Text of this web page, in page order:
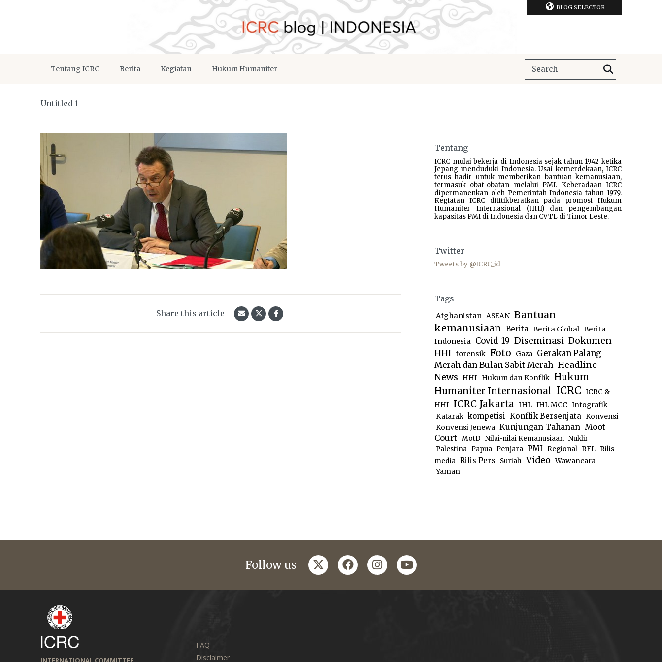
BLOG SELECTOR
Tentang ICRC Berita Kegiatan Hukum Humaniter
Untitled 1
Share this article
Tentang
ICRC mulai bekerja di Indonesia sejak tahun 1942 ketika
Jepang menduduki Indonesia. Usai kemerdekaan, ICRC
terus hadir untuk memberikan bantuan kemanusiaan,
termasuk obat-obatan melalui PMI. Keberadaan ICRC
dipermanenkan oleh Pemerintah Indonesia tahun 1979.
Kegiatan ICRC dititikberatkan pada promosi Hukum
Humaniter Internasional (HHI) dan pengembangan
kapasitas PMI di Indonesia dan CVTL di Timor Leste.
Twitter
Tweets by @ICRC_id
Tags
Afghanistan ASEAN Bantuan
kemanusiaan Berita Berita Global Berita
Indonesia Covid-19 Diseminasi Dokumen
HHI forensik Foto Gaza Gerakan Palang
Merah dan Bulan Sabit Merah Headline
News
HHI Hukum dan Konflik Hukum
Humaniter Internasional ICRC ICRC &
HHI ICRC Jakarta IHL IHL MCC Infografik
Katarak kompetisi Konflik Bersenjata Konvensi
Konvensi Jenewa Kunjungan Tahanan Moot
Court MotD Nilai-nilai Kemanusiaan Nuklir
Palestina
Papua Penjara PMI Regional RFL
Rilis
media Rilis Pers Suriah Video Wawancara
Yaman
Follow us twitterfacebookinstagram
youtube
INTERNATIONAL COMMITTEE
FAQ
Disclaimer